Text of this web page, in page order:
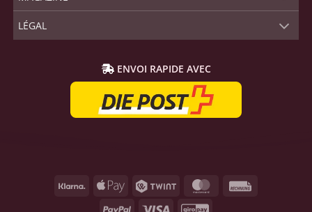
LÉGAL
ENVOI RAPIDE AVEC
Klarna
Apple
Twint MasterCard
PayPal
Visa GiroPay